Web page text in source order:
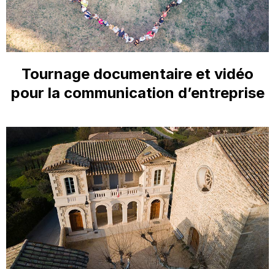
Tournage documentaire et vidéo
pour la communication d’entreprise